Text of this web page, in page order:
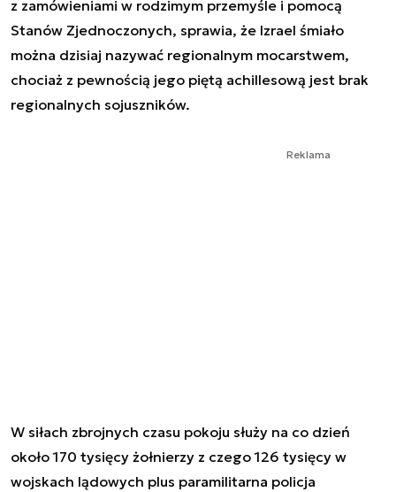
z zamówieniami w rodzimym przemyśle i pomocą
Stanów Zjednoczonych, sprawia, że Izrael śmiało
można dzisiaj nazywać regionalnym mocarstwem,
chociaż z pewnością jego piętą achillesową jest brak
regionalnych sojuszników.
Reklama
W siłach zbrojnych czasu pokoju służy na co dzień
około 170 tysięcy żołnierzy z czego 126 tysięcy w
wojskach lądowych plus paramilitarna policja